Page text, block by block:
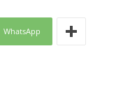
WhatsApp